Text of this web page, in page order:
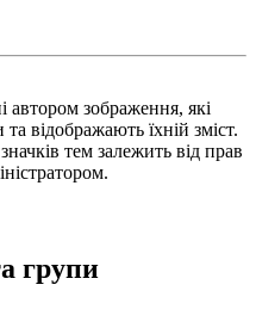
автором зображення, які
відображають їхній зміст.
тем залежить від прав
групи